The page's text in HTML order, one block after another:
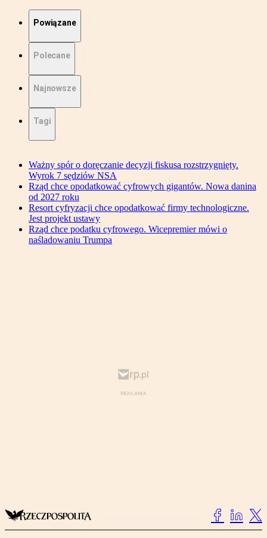
Powiązane
Polecane
Najnowsze
Tagi
Ważny spór o doręczanie decyzji fiskusa rozstrzygnięty.
Wyrok 7 sędziów NSA
Rząd chce opodatkować cyfrowych gigantów. Nowa danina
od 2027 roku
Resort cyfryzacji chce opodatkować firmy technologiczne.
Jest projekt ustawy
Rząd chce podatku cyfrowego. Wicepremier mówi o
naśladowaniu Trumpa